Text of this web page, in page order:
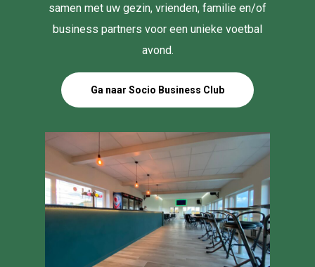
samen met uw gezin, vrienden, familie en/of
business partners voor een unieke voetbal
avond.
Ga naar Socio Business Club